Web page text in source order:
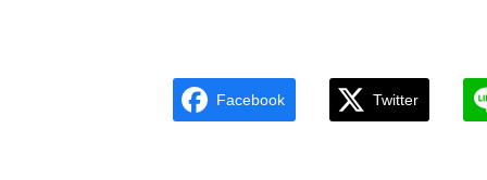
Facebook Twitter